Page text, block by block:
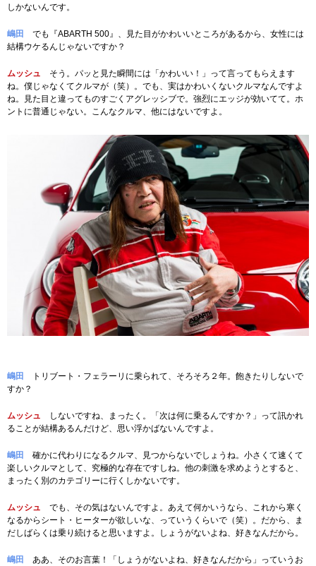
しかないんです。
嶋田
でも『ABARTH 500』、見た目がかわいいところがあるから、女性には
結構ウケるんじゃないですか？
ムッシュ
そう。パッと見た瞬間には「かわいい！」って言ってもらえます
ね。僕じゃなくてクルマが（笑）。でも、実はかわいくないクルマなんですよ
ね。見た目と違ってものすごくアグレッシブで。強烈にエッジが効いてて。ホ
ントに普通じゃない。こんなクルマ、他にはないですよ。
嶋田
トリブート・フェラーリに乗られて、そろそろ２年。飽きたりしないで
すか？
ムッシュ
しないですね、まったく。「次は何に乗るんですか？」って訊かれ
ることが結構あるんだけど、思い浮かばないんですよ。
嶋田
確かに代わりになるクルマ、見つからないでしょうね。小さくて速くて
楽しいクルマとして、究極的な存在ですしね。他の刺激を求めようとすると、
まったく別のカテゴリーに行くしかないです。
ムッシュ
でも、その気はないんですよ。あえて何かいうなら、これから寒く
なるからシート・ヒーターが欲しいな、っていうくらいで（笑）。だから、ま
だしばらくは乗り続けると思いますよ。しょうがないよね、好きなんだから。
嶋田
ああ、そのお言葉！「しょうがないよね、好きなんだから」っていうお